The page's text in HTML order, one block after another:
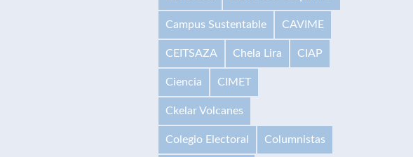
Campus Sustentable CAVIME
CEITSAZA Chela Lira CIAP
Ciencia CIMET
Ckelar Volcanes
Colegio Electoral Columnistas